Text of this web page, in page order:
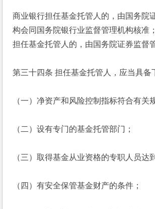
商业银行担任基金托管人的，由国务院
构会同国务院银行业监督管理机构核准
担任基金托管人的，由国务院证券监督
第三十四条 担任基金托管人，应当具备
（一）净资产和风险控制指标符合有关
（二）设有专门的基金托管部门；
（三）取得基金从业资格的专职人员达
（四）有安全保管基金财产的条件；